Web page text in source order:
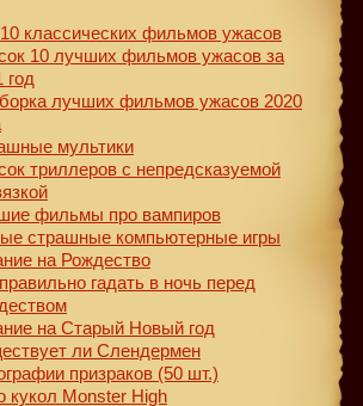
классических фильмов ужасов
10 лучших фильмов ужасов за
год
лучших фильмов ужасов 2020
мультики
триллеров с непредсказуемой
фильмы про вампиров
страшные компьютерные игры
на Рождество
гадать в ночь перед
на Старый Новый год
ли Слендермен
призраков (50 шт.)
кукол Monster High